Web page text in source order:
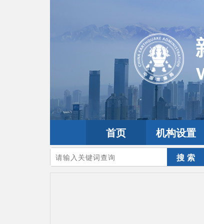
首页 机构设置
您的当前位置：首页>地震频道 全球震讯